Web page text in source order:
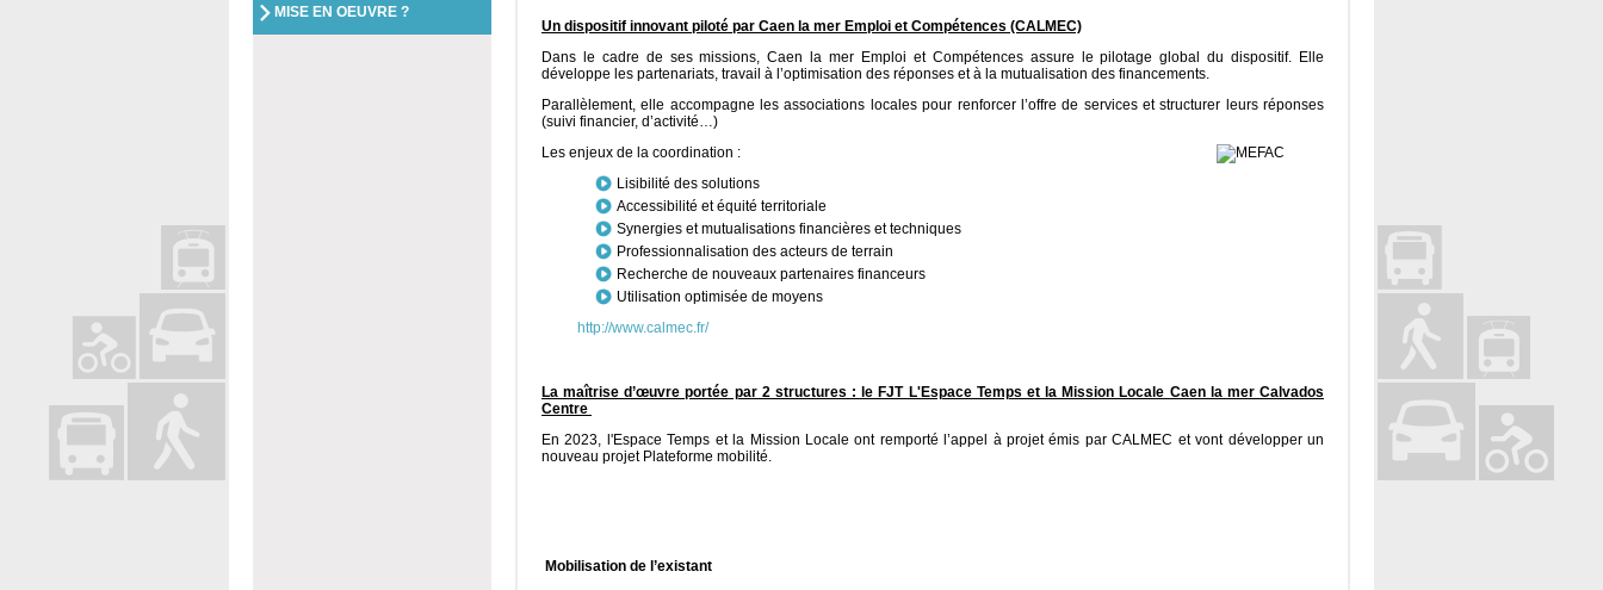
MISE EN OEUVRE ?
Un dispositif innovant piloté par Caen la mer Emploi et Compétences (CALMEC)
Dans le cadre de ses missions, Caen la mer Emploi et Compétences assure le pilotage global du dispositif. Elle
développe les partenariats, travail à l’optimisation des réponses et à la mutualisation des financements.
Parallèlement, elle accompagne les associations locales pour renforcer l’offre de services et structurer leurs réponses
(suivi financier, d’activité…)
Les enjeux de la coordination :
Lisibilité des solutions
Accessibilité et équité territoriale
Synergies et mutualisations financières et techniques
Professionnalisation des acteurs de terrain
Recherche de nouveaux partenaires financeurs
Utilisation optimisée de moyens
http://www.calmec.fr/
La maîtrise d’œuvre portée par 2 structures : le FJT L'Espace Temps et la Mission Locale Caen la mer Calvados
Centre
En 2023, l'Espace Temps et la Mission Locale ont remporté l’appel à projet émis par CALMEC et vont développer un
nouveau projet Plateforme mobilité.
Mobilisation de l’existant